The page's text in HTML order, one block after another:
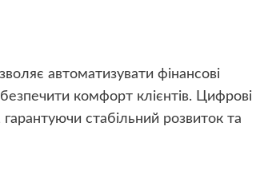
автоматизувати фінансові
комфорт клієнтів. Цифрові
стабільний розвиток та